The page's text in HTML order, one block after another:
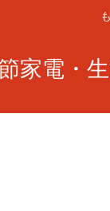
家電・